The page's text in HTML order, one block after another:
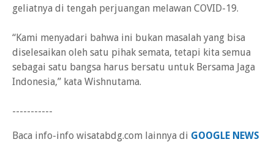
geliatnya di tengah perjuangan melawan COVID-19.
“Kami menyadari bahwa ini bukan masalah yang bisa
diselesaikan oleh satu pihak semata, tetapi kita semua
sebagai satu bangsa harus bersatu untuk Bersama Jaga
Indonesia,” kata Wishnutama.
-----------
Baca info-info wisatabdg.com lainnya di GOOGLE NEWS